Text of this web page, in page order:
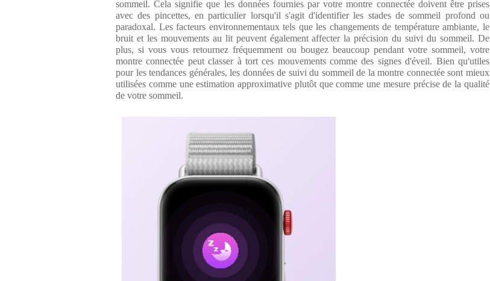
sommeil. Cela signifie que les données fournies par votre montre connectée doivent être prises
avec des pincettes, en particulier lorsqu'il s'agit d'identifier les stades de sommeil profond ou
paradoxal. Les facteurs environnementaux tels que les changements de température ambiante, le
bruit et les mouvements au lit peuvent également affecter la précision du suivi du sommeil. De
plus, si vous vous retournez fréquemment ou bougez beaucoup pendant votre sommeil, votre
montre connectée peut classer à tort ces mouvements comme des signes d'éveil. Bien qu'utiles
pour les tendances générales, les données de suivi du sommeil de la montre connectée sont mieux
utilisées comme une estimation approximative plutôt que comme une mesure précise de la qualité
de votre sommeil.